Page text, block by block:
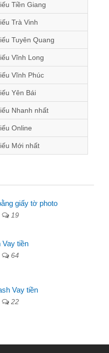
Tiền Giang
Trà Vinh
Tuyên Quang
Vĩnh Long
Vĩnh Phúc
Yên Bái
Nhanh nhất
Online
Mới nhất
Tôi là
mà đọc
khi
tôi trả
giấy tờ photo
19
Vay tiền
64
Vay tiền
22